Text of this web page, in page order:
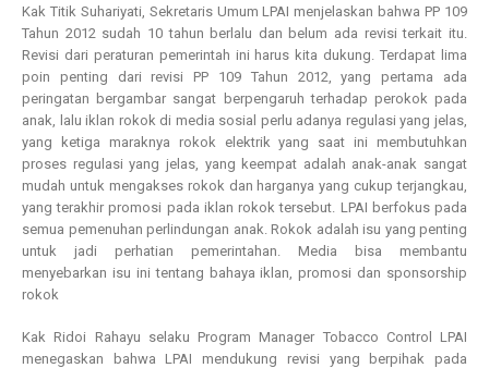
Kak Titik Suhariyati, Sekretaris Umum LPAI menjelaskan bahwa PP 109
Tahun 2012 sudah 10 tahun berlalu dan belum ada revisi terkait itu.
Revisi dari peraturan pemerintah ini harus kita dukung. Terdapat lima
poin penting dari revisi PP 109 Tahun 2012, yang pertama ada
peringatan bergambar sangat berpengaruh terhadap perokok pada
anak, lalu iklan rokok di media sosial perlu adanya regulasi yang jelas,
yang ketiga maraknya rokok elektrik yang saat ini membutuhkan
proses regulasi yang jelas, yang keempat adalah anak-anak sangat
mudah untuk mengakses rokok dan harganya yang cukup terjangkau,
yang terakhir promosi pada iklan rokok tersebut. LPAI berfokus pada
semua pemenuhan perlindungan anak. Rokok adalah isu yang penting
untuk jadi perhatian pemerintahan. Media bisa membantu
menyebarkan isu ini tentang bahaya iklan, promosi dan sponsorship
rokok
Kak Ridoi Rahayu selaku Program Manager Tobacco Control LPAI
menegaskan bahwa LPAI mendukung revisi yang berpihak pada